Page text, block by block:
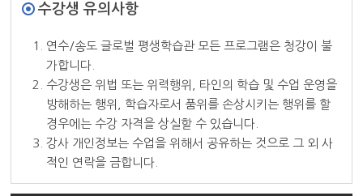
수강생 유의사항
1. 연수/송도 글로벌 평생학습관 모든 프로그램은 청강이 불
가합니다.
2. 수강생은 위법 또는 위력행위, 타인의 학습 및 수업 운영을
방해하는 행위, 학습자로서 품위를 손상시키는 행위를 할
경우에는 수강 자격을 상실할 수 있습니다.
3. 강사 개인정보는 수업을 위해서 공유하는 것으로 그 외 사
적인 연락을 금합니다.